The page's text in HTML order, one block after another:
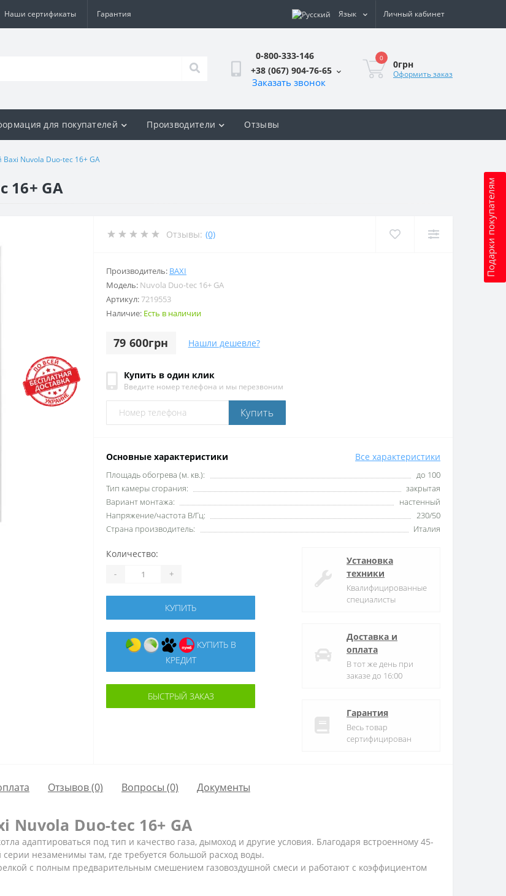
Наши сертификаты Гарантия Язык Личный кабинет
0-800-333-146
+38 (067) 904-76-65
Заказать звонок
0
0грн
Оформить заказ
Подарки покупателям
для покупателей Производители Отзывы
Baxi Nuvola Duo-tec 16+ GA
16+ GA
Отзывы: (0)
Производитель: BAXI
Модель: Nuvola Duo-tec 16+ GA
Артикул:7219553
Наличие: Есть в наличии
79 600грн Нашли дешевле?
Купить в один клик
Введите номер телефона и мы перезвоним
Купить
Основные характеристики Все характеристики
Площадь обогрева (м. кв.):
до 100
Тип камеры сгорания:
закрытая
Вариант монтажа:
настенный
Напряжение/частота В/Гц:
230/50
Страна производитель:
Италия
Количество:
- +
КУПИТЬ
КУПИТЬ В
КРЕДИТ
БЫСТРЫЙ ЗАКАЗ
Установка
техники
Квалифицированные
специалисты
Доставка и
оплата
В тот же день при
заказе до 16:00
Гарантия
Весь товар
сертифицирован
Отзывов (0) Вопросы (0) Документы
Nuvola Duo-tec 16+ GA
адаптироваться под тип и качество газа, дымоход и другие условия. Благодаря встроенному 45-
незаменимы там, где требуется большой расход воды.
с полным предварительным смешением газовоздушной смеси и работают с коэффициентом